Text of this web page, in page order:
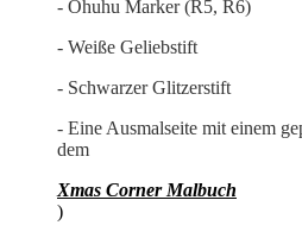
- Ohuhu Marker (R5, R6)
- Weiße Geliebstift
- Schwarzer Glitzerstift
- Eine Ausmalseite mit einem
dem
Xmas Corner Malbuch
)